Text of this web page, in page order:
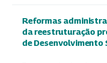
Reformas
da reestruturação
de Desenvolvimento